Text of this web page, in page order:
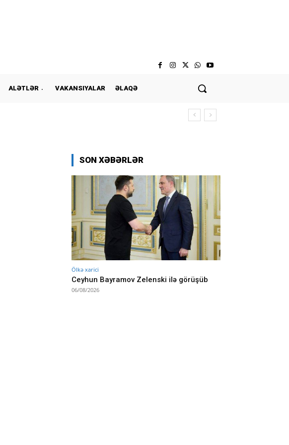
ALƏTLƏR VAKANSIYALAR ƏLAQƏ
SON XƏBƏRLƏR
Ölkə xarici
Ceyhun Bayramov Zelenski ilə görüşüb
06/08/2026